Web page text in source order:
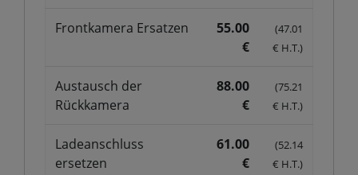
Frontkamera Ersatzen
55.00
€
(47.01
€ H.T.)
Austausch der
Rückkamera
88.00
€
(75.21
€ H.T.)
Ladeanschluss
ersetzen
61.00
€
(52.14
€ H.T.)